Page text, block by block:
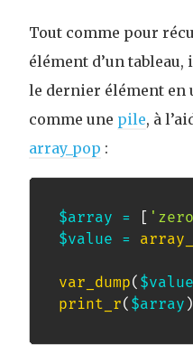
Tout comme pour
élément d’un
le dernier élément
comme une pile, à
array_pop :
$array = [
$value =
var_dump( $value
print_r( $array )